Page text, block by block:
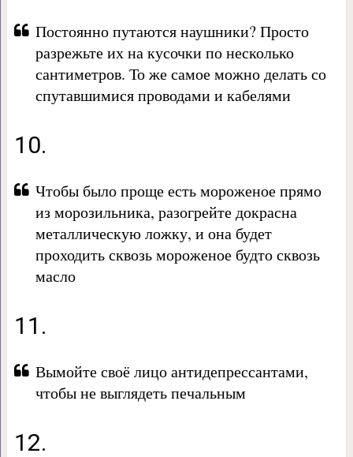
Постоянно путаются наушники? Просто
разрежьте их на кусочки по несколько
сантиметров. То же самое можно делать со
спутавшимися проводами и кабелями
10.
Чтобы было проще есть мороженое прямо
из морозильника, разогрейте докрасна
металлическую ложку, и она будет
проходить сквозь мороженое будто сквозь
масло
11.
Вымойте своё лицо антидепрессантами,
чтобы не выглядеть печальным
12.